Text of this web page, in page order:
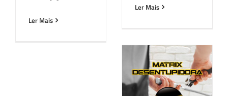
Ler Mais
Ler Mais